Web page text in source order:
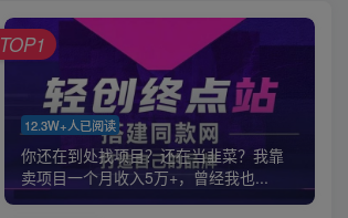
12.3W+人已阅读
你还在到处找项目？还在当韭菜？我靠
卖项目一个月收入5万+，曾经我也...
TOP1